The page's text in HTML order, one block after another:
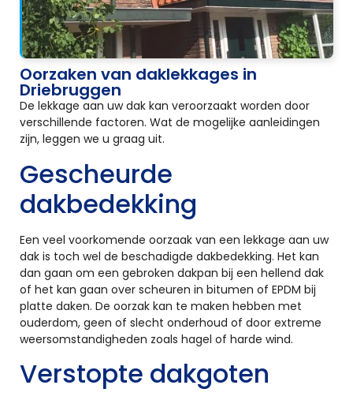
Oorzaken van daklekkages in
Driebruggen
De lekkage aan uw dak kan veroorzaakt worden door
verschillende factoren. Wat de mogelijke aanleidingen
zijn, leggen we u graag uit.
Gescheurde
dakbedekking
Een veel voorkomende oorzaak van een lekkage aan uw
dak is toch wel de beschadigde dakbedekking. Het kan
dan gaan om een gebroken dakpan bij een hellend dak
of het kan gaan over scheuren in bitumen of EPDM bij
platte daken. De oorzak kan te maken hebben met
ouderdom, geen of slecht onderhoud of door extreme
weersomstandigheden zoals hagel of harde wind.
Verstopte dakgoten